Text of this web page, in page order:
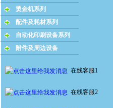
烫金机系列
配件及耗材系列
自动化印刷设备系列
附件及周边设备
在线客服1
在线客服2